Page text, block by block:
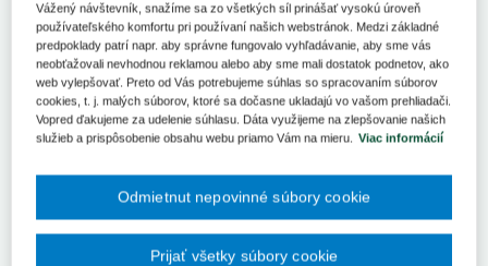
osoba, ktorá nekoná v rozpore so spoločenskými pravidlami
a morálnymi hodnotami),
- odborná spôsobilosť (za odborne spôsobilú sa považuje fyzická
osoba, ktorá má odbornú prax v oblasti zdravotníctva,
poisťovníctva, práva, ekonómie alebo iných príbuzných
odboroch),
- Projekt stratégie rozvoja organizácie
zameraný na
organizácie, zvýšenie efektívnosti vo využívaní finančných
zdrojov, personálnu politiku, riešenie aktuálnych problémov,
presné definovanie cieľa projektu a spôsobu na jeho dosiahnutie,
Vážený návštevník, snažíme sa zo všetkých síl prinášať vysokú úroveň
používateľského komfortu pri používaní našich webstránok. Medzi základné
predpoklady patrí napr. aby správne fungovalo vyhľadávanie, aby sme vás
neobťažovali nevhodnou reklamou alebo aby sme mali dostatok podnetov, ako
web vylepšovať. Preto od Vás potrebujeme súhlas so spracovaním súborov
cookies, t. j. malých súborov, ktoré sa dočasne ukladajú vo vašom prehliadači.
Vopred ďakujeme za udelenie súhlasu. Dáta využijeme na zlepšovanie našich
služieb a prispôsobenie obsahu webu priamo Vám na mieru. Viac informácií
Odmietnut nepovinné súbory cookie
Prijať všetky súbory cookie